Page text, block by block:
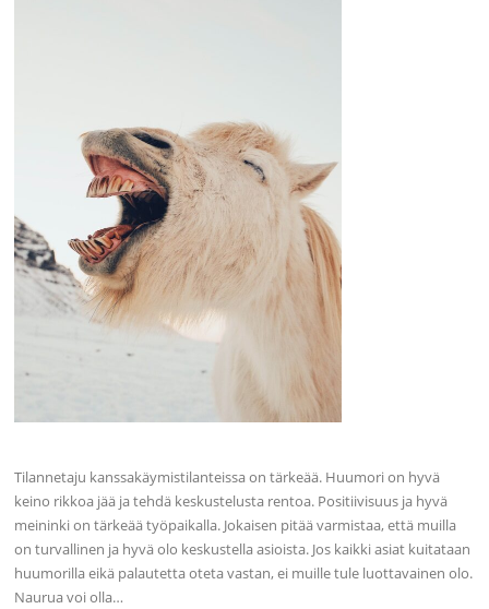
Tilannetaju kanssakäymistilanteissa on tärkeää. Huumori on hyvä
keino rikkoa jää ja tehdä keskustelusta rentoa. Positiivisuus ja hyvä
meininki on tärkeää työpaikalla. Jokaisen pitää varmistaa, että muilla
on turvallinen ja hyvä olo keskustella asioista. Jos kaikki asiat kuitataan
huumorilla eikä palautetta oteta vastan, ei muille tule luottavainen olo.
Naurua voi olla…